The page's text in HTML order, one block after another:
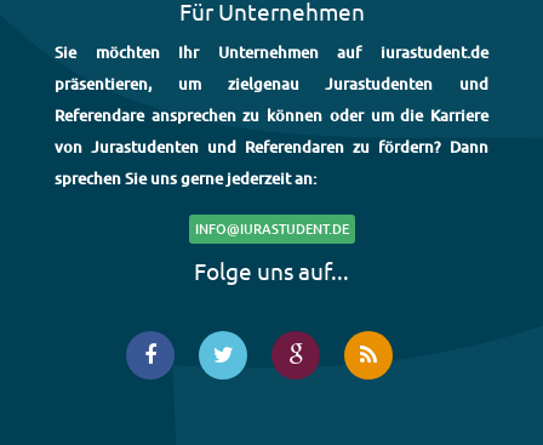
Für Unternehmen
Sie möchten Ihr Unternehmen auf iurastudent.de
präsentieren, um zielgenau Jurastudenten und
Referendare ansprechen zu können oder um die Karriere
von Jurastudenten und Referendaren zu fördern? Dann
sprechen Sie uns gerne jederzeit an:
INFO@IURASTUDENT.DE
Folge uns auf...